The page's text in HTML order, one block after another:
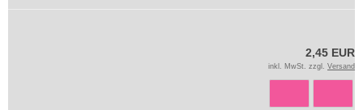
2,45 EUR
inkl. MwSt. zzgl. Versand